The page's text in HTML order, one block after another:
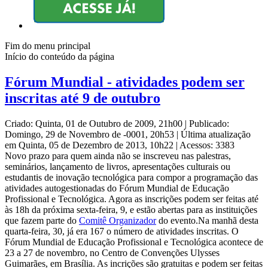
Fim do menu principal
Início do conteúdo da página
Fórum Mundial - atividades podem ser
inscritas até 9 de outubro
Criado: Quinta, 01 de Outubro de 2009, 21h00 | Publicado:
Domingo, 29 de Novembro de -0001, 20h53 | Última atualização
em Quinta, 05 de Dezembro de 2013, 10h22 | Acessos: 3383
Novo prazo para quem ainda não se inscreveu nas palestras,
seminários, lançamento de livros, apresentações culturais ou
estudantis de inovação tecnológica para compor a programação das
atividades autogestionadas do Fórum Mundial de Educação
Profissional e Tecnológica. Agora as inscrições podem ser feitas até
às 18h da próxima sexta-feira, 9, e estão abertas para as instituições
que fazem parte do Comitê Organizadordo evento.Na manhã desta
quarta-feira, 30, já era 167 o número de atividades inscritas. O
Fórum Mundial de Educação Profissional e Tecnológica acontece de
23 a 27 de novembro, no Centro de Convenções Ulysses
Guimarães, em Brasília. As incrições são gratuitas e podem ser feitas